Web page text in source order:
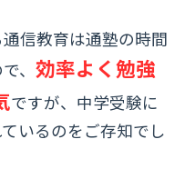
信教育は通塾の時間
、 効率よく勉強
ですが、中学受験に
いるのをご存知でし